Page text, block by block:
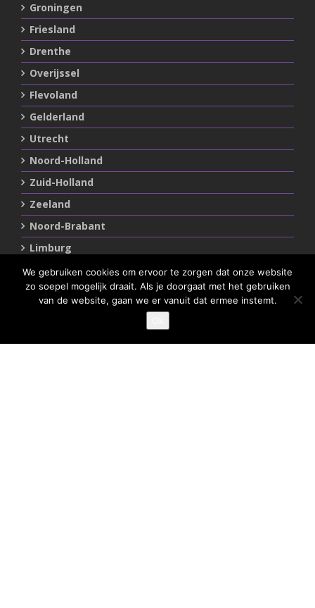
Groningen
Friesland
Drenthe
Overijssel
Flevoland
Gelderland
Utrecht
Noord-Holland
Zuid-Holland
Zeeland
Noord-Brabant
Limburg
Statements
We gebruiken cookies om ervoor te zorgen dat onze website
zo soepel mogelijk draait. Als je doorgaat met het gebruiken
van de website, gaan we er vanuit dat ermee instemt.